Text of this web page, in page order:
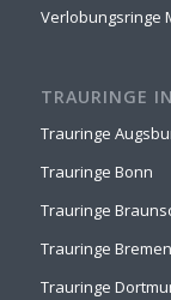
Verlobungsringe
TRAURINGE
Trauringe
Trauringe Bonn
Trauringe
Trauringe Bremen
Trauringe